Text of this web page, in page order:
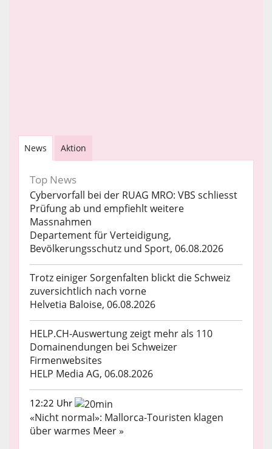
News Aktion
Top News
Cybervorfall bei der RUAG MRO: VBS schliesst
Prüfung ab und empfiehlt weitere
Massnahmen
Departement für Verteidigung,
Bevölkerungsschutz und Sport, 06.08.2026
Trotz einiger Sorgenfalten blickt die Schweiz
zuversichtlich nach vorne
Helvetia Baloise, 06.08.2026
HELP.CH-Auswertung zeigt mehr als 110
Domainendungen bei Schweizer
Firmenwebsites
HELP Media AG, 06.08.2026
12:22 Uhr
«Nicht normal»: Mallorca-Touristen klagen
über warmes Meer »